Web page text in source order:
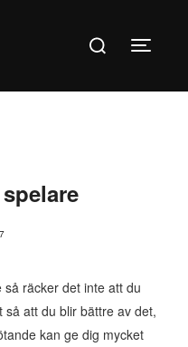
efter:
Slå
räcker det inte att du
att du blir bättre av det,
kan ge dig mycket